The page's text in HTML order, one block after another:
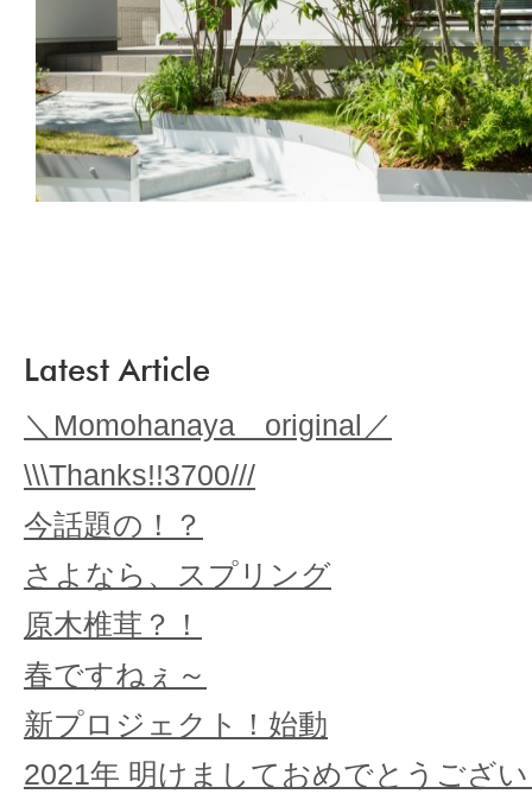
Latest Article
＼Momohanaya original／
\\\Thanks!!3700///
今話題の！？
さよなら、スプリング
原木椎茸？！
春ですねぇ～
新プロジェクト！始動
2021年 明けましておめでとうござ